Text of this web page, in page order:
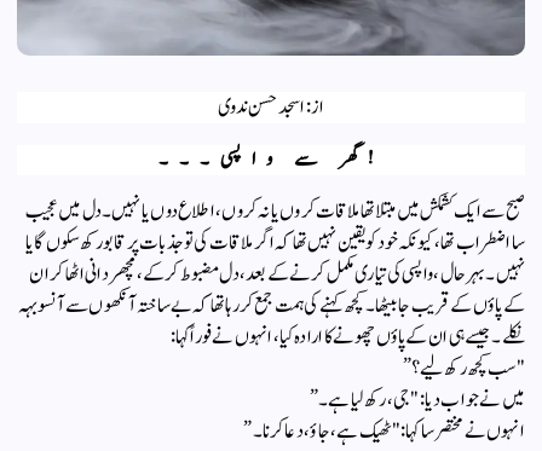
از : اسجد حسن ندوی
!گھر سے واپسی۔۔۔
صبح سے ایک کشمکش میں مبتلا تھا ملاقات کروں یا نہ کروں، اطلاع دوں یا نہیں۔ دل میں عجیب
سا اضطراب تھا، کیونکہ خود کو یقین نہیں تھا کہ اگر ملاقات کی تو جذبات پر قابو رکھ سکوں گا یا
نہیں۔ بہرحال، واپسی کی تیاری مکمل کرنے کے بعد، دل مضبوط کر کے، مچھر دانی اٹھا کر ان
کے پاؤں کے قریب جا بیٹھا۔ کچھ کہنے کی ہمت جمع کر رہا تھا کہ بے ساختہ آنکھوں سے آنسو بہہ
نکلے۔ جیسے ہی ان کے پاؤں چھونے کا ارادہ کیا، انہوں نے فوراً کہا:
"سب کچھ رکھ لیے؟”
میں نے جواب دیا: "جی، رکھ لیا ہے۔”
انہوں نے مختصر سا کہا: "ٹھیک ہے، جاؤ، دعا کرنا۔”